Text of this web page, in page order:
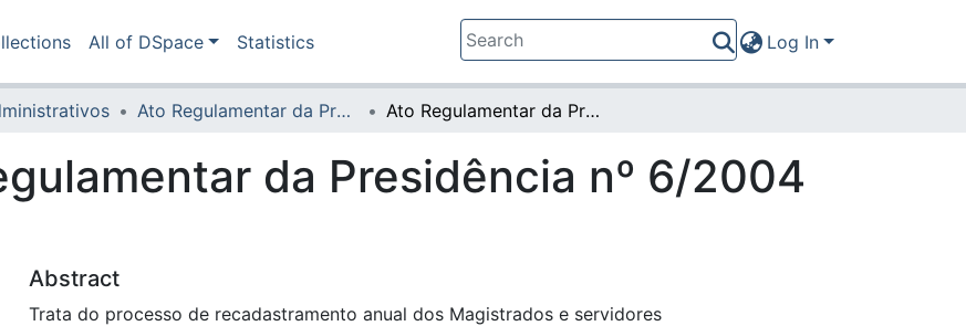
All of DSpace Statistics Log In
Ato Regulamentar da Presidência Ato Regulamentar da Presidência nº 6/2004 (3532)
da Presidência nº 6/2004
Abstract
Trata do processo de recadastramento anual dos Magistrados e servidores